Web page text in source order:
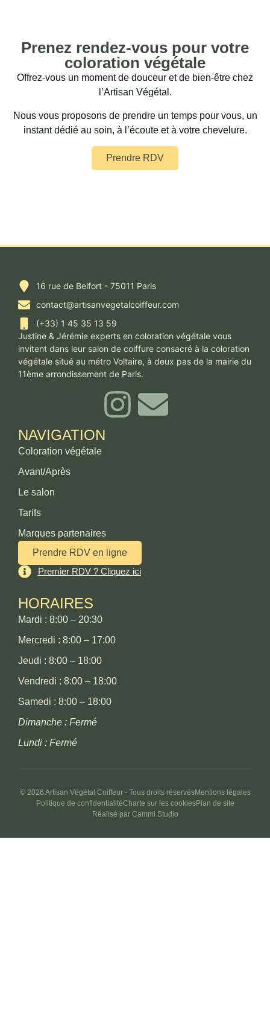
Prenez rendez-vous pour votre
coloration végétale
Offrez-vous un moment de douceur et de bien-être chez
l’Artisan Végétal.
Nous vous proposons de prendre un temps pour vous, un
instant dédié au soin, à l’écoute et à votre chevelure.
Prendre RDV
16 rue de Belfort - 75011 Paris
contact@artisanvegetalcoiffeur.com
(+33) 1 45 35 13 59
Justine & Jérémie experts en coloration végétale vous
invitent dans leur salon de coiffure consacré à la coloration
végétale situé au métro Voltaire, à deux pas de la mairie du
11ème arrondissement de Paris.
NAVIGATION
Coloration végétale
Avant/Après
Le salon
Tarifs
Marques partenaires
Prendre RDV en ligne
Premier RDV ? Cliquez ici
HORAIRES
Mardi : 8:00 – 20:30
Mercredi : 8:00 – 17:00
Jeudi : 8:00 – 18:00
Vendredi : 8:00 – 18:00
Samedi : 8:00 – 18:00
Dimanche : Fermé
Lundi : Fermé
© 2026 Artisan Végétal Coiffeur - Tous droits réservésMentions légales
Politique de confidentialitéCharte sur les cookiesPlan de site
Réalisé par Cammi Studio